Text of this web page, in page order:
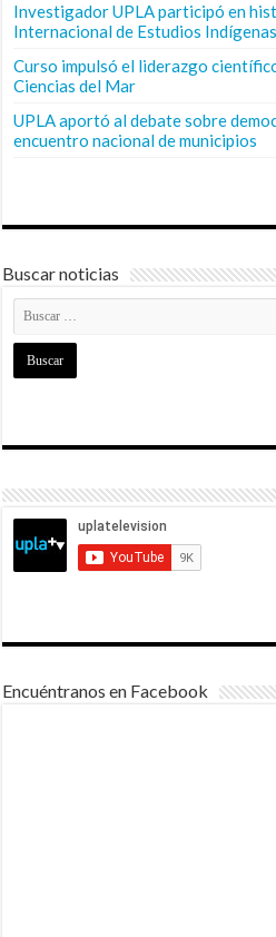
Investigador UPLA participó en
Internacional de Estudios Indígenas
Curso impulsó el liderazgo
Ciencias del Mar
UPLA aportó al debate sobre
encuentro nacional de municipios
Buscar noticias
Encuéntranos en Facebook